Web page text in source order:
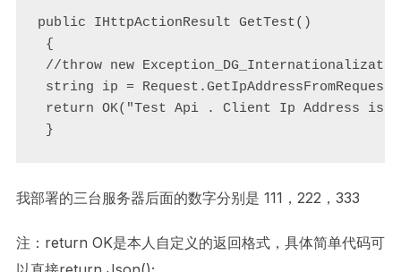
public IHttpActionResult GetTest()
{
//throw new
string ip =
return OK("Test Api . Client Ip Address is -
}
我部署的三台服务器后面的数字分别是 111，222，333
注：return OK是本人自定义的返回格式，具体简单代码可